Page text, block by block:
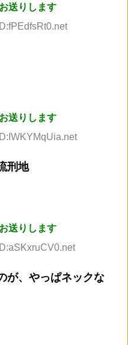
送りします
送りします
刑地
送りします
が、やっぱネックな